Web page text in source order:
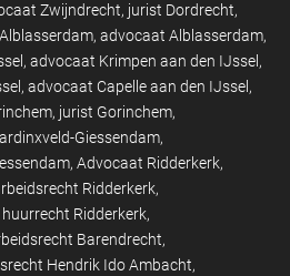
Zwijndrecht jurist Dordrecht
advocaat Alblasserdam
advocaat Krimpen aan den IJssel
advocaat Capelle aan den IJssel
jurist Gorinchem
Giessendam
Advocaat Ridderkerk
Ridderkerk
Ridderkerk
Barendrecht
Hendrik Ido Ambacht